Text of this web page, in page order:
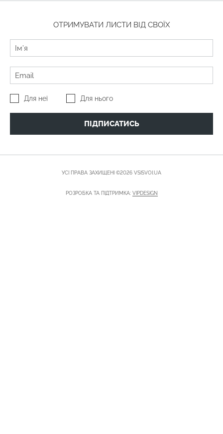
ОТРИМУВАТИ ЛИСТИ ВІД СВОЇХ
Для неї Для нього
ПІДПИСАТИСЬ
УСІ ПРАВА ЗАХИЩЕНІ ©2026 VSISVOI.UA
РОЗРОБКА ТА ПІДТРИМКА: VIPDESIGN